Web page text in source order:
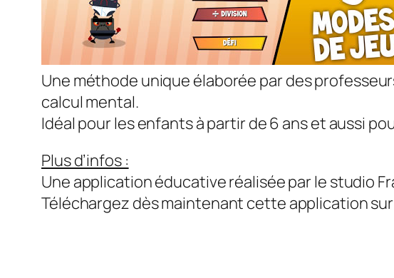
Une méthode unique élaborée par des
calcul mental.
Idéal pour les enfants à partir de 6 ans et aussi
Plus d’infos :
Une application éducative réalisée par le studio
Téléchargez dès maintenant cette application